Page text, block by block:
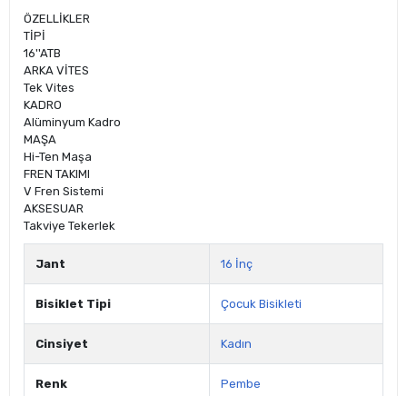
ÖZELLİKLER
TİPİ
16''ATB
ARKA VİTES
Tek Vites
KADRO
Alüminyum Kadro
MAŞA
Hi-Ten Maşa
FREN TAKIMI
V Fren Sistemi
AKSESUAR
Takviye Tekerlek
Jant 16 İnç
Bisiklet Tipi Çocuk Bisikleti
Cinsiyet Kadın
Renk Pembe